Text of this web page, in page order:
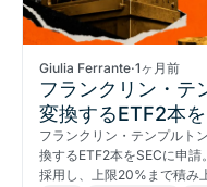
Giulia Ferrante·1ヶ月前
フランクリン・テ
変換するETF2本
フランクリン・テンプルト
換するETF2本をSECに申
採用し、上限20%まで積み